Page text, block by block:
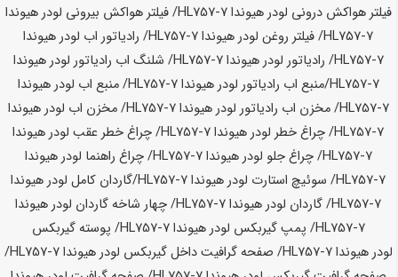
فیلتر هواکش درونی لودرهیوندا HL757-7 / فیلتر هواکش بیرونی لودرهیوندا
HL757-7/ فیلتر روغن لودرهیوندا HL757-7 / رادیاتور اب لودرهیوندا
HL757-7/ رادیاتور لودرهیوندا HL757-7 / شلنگ اب رادیاتور لودرهیوندا
HL757-7/منبع اب رادیاتور لودرهیوندا HL757-7 / منبع اب لودرهیوندا
HL757-7/ مخزن اب رادیاتور لودرهیوندا HL757-7 / مخزن اب لودرهیوندا
HL757-7/ چراغ خطر لودرهیوندا HL757-7 / چراغ خطر عقب لودرهیوندا
HL757-7/ چراغ جلو لودرهیوندا HL757-7 / چراغ راهنما لودرهیوندا
HL757-7/ سوئیچ استارت لودرهیوندا HL757-7 /گاردان کامل لودرهیوندا
HL757-7/ گاردان لودرهیوندا HL757-7 / چهار شاخه گاردان لودرهیوندا
HL757-7/ پمپ گیربکس لودرهیوندا HL757-7
/ پوسته گیربکس
لودرهیوندا HL757-7 / صفحه گرافیت داخل گیربکس لودرهیوندا HL757-7
/